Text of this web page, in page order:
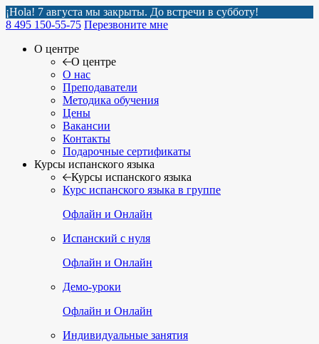
¡Hola! 7 августа мы закрыты. До встречи в субботу!
8 495 150-55-75 Перезвоните мне
О центре
О центре
О нас
Преподаватели
Методика обучения
Цены
Вакансии
Контакты
Подарочные сертификаты
Курсы испанского языка
Курсы испанского языка
Курс испанского языка в группе
Офлайн и Онлайн
Испанский с нуля
Офлайн и Онлайн
Демо-уроки
Офлайн и Онлайн
Индивидуальные занятия